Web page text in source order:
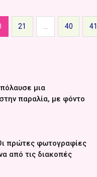
21 ... 40
μια
παραλία, με φόντο
πρώτες φωτογραφίες
από τις διακοπές